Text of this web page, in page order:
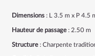
Dimensions : L 3.5 m x P 4.5
Hauteur de passage : 2.50 m
Structure : Charpente